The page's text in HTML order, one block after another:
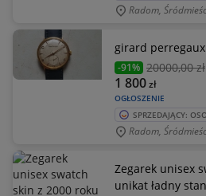
Radom,
girard
-91% 20000,00 zł
OGŁOSZENIE
1 800zł
SPRZEDAJĄCY:
Radom,
Zegarek unisex
unikat ładny